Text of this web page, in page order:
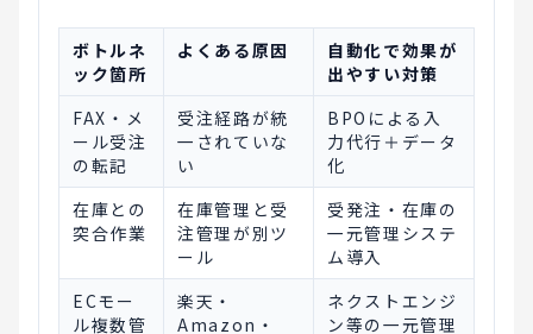
ボトルネ
ック箇所
よくある原因
自動化で効果が
出やすい対策
FAX・メ
ール受注
の転記
受注経路が統
一されていな
い
BPOによる入
力代行＋データ
化
在庫との
突合作業
在庫管理と受
注管理が別ツ
ール
受発注・在庫の
一元管理システ
ム導入
ECモー
ル複数管
楽天・
Amazon・
ネクストエンジ
ン等の一元管理